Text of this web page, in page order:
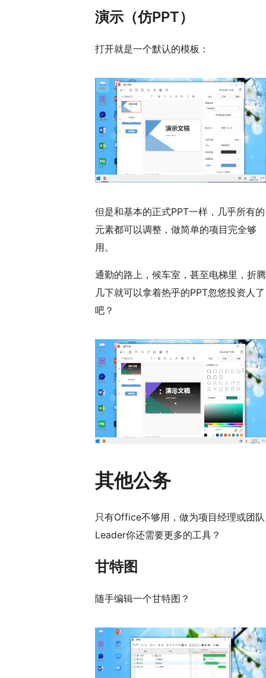
演示（仿PPT）
打开就是一个默认的模板：
但是和基本的正式PPT一样，几乎所有的
元素都可以调整，做简单的项目完全够
用。
通勤的路上，候车室，甚至电梯里，折腾
几下就可以拿着热乎的PPT忽悠投资人了
吧？
其他公务
只有Office不够用，做为项目经理或团队
Leader你还需要更多的工具？
甘特图
随手编辑一个甘特图？